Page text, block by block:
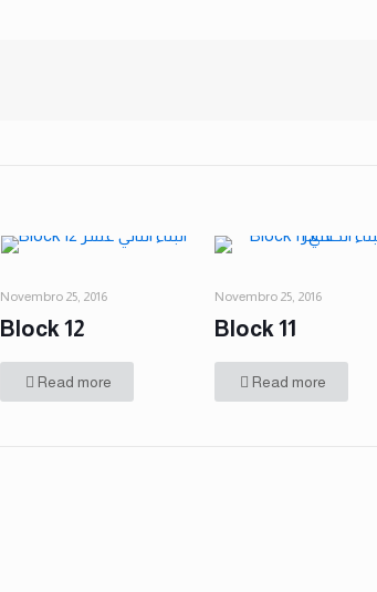
Novembro 25, 2016
Block 12
Read more
Novembro 25, 2016
Block 11
Read more